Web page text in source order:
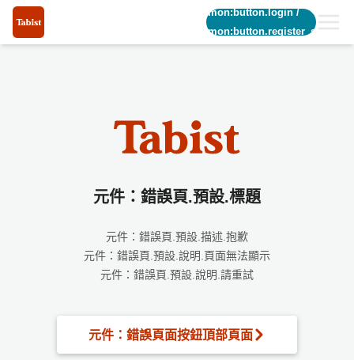
common:button.login/
common:button.register_short
元件：錯誤頁.預設.標題
元件：錯誤頁.預設.描述.抱歉
元件：錯誤頁.預設.說明.頁面無法顯示
元件：錯誤頁.預設.說明.請重試
元件：錯誤頁面按鈕頂部頁面